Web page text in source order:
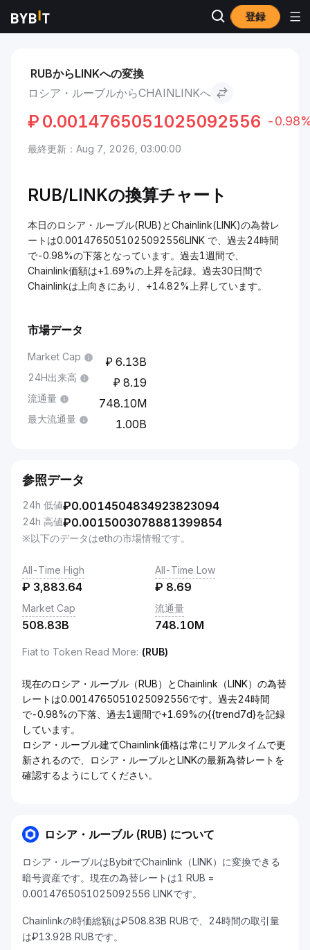
登録
市場 Chainlink 価格 LINK ロシア・ルーブル to Chainlink
RUBからLINKへの変換
ロシア・ルーブルからCHAINLINKへ
₽ 0.0014765051025092556 -
最終更新：Aug 7, 2026, 03:00:00
RUB/LINKの換算チャート
本日のロシア・ルーブル(RUB)とChainlink(LINK)の為替レ
ートは0.0014765051025092556LINK で、過去24時間
で-0.98%の下落となっています。過去1週間で、
Chainlink価額は+1.69%の上昇を記録。過去30日間で
Chainlinkは上向きにあり、+14.82%上昇しています。
市場データ
Market Cap 6.13B
24H出来高 8.19
流通量 748.10M
最大流通量 1.00B
参照データ
24h 低値₽0.0014504834923823094
24h 高値₽0.0015003078881399854
※以下のデータはethの市場情報です。
All-Time High
₽ 3,883.64
All-Time Low
₽ 8.69
Market Cap
508.83B
流通量
748.10M
Fiat to Token Read More: (RUB)
現在のロシア・ルーブル（RUB）とChainlink（LINK）の為替
レートは0.0014765051025092556です。過去24時間
で-0.98%の下落、過去1週間で+1.69%の{{trend7d}を記録
しています。
ロシア・ルーブル建てChainlink価格は常にリアルタイムで更
新されるので、ロシア・ルーブルとLINKの最新為替レートを
確認するようにしてください。
ロシア・ルーブル (RUB) について
ロシア・ルーブルはBybitでChainlink（LINK）に変換できる
暗号資産です。現在の為替レートは1 RUB =
0.0014765051025092556 LINKです。
Chainlinkの時価総額は₽508.83B RUBで、24時間の取引量
は₽13.92B RUBです。